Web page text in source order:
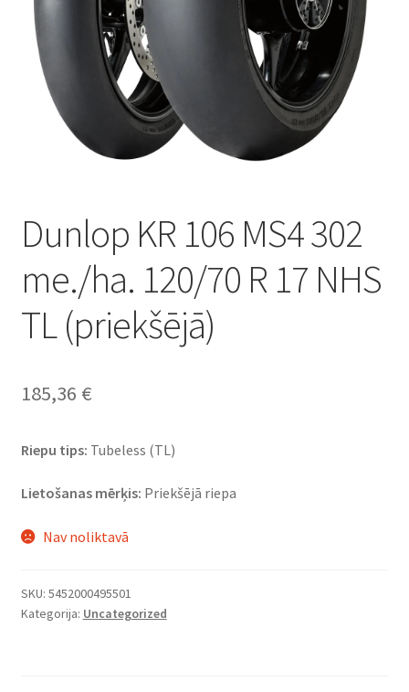
Dunlop KR 106 MS4 302
me./ha. 120/70 R 17 NHS
TL (priekšējā)
185,36 €
Riepu tips: Tubeless (TL)
Lietošanas mērķis: Priekšējā riepa
Nav noliktavā
SKU: 5452000495501
Kategorija: Uncategorized